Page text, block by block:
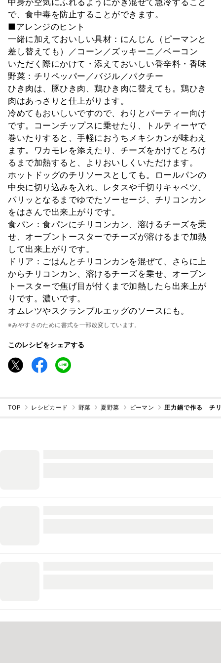
で、食中毒を防止することができます。
■アレンジのヒント
一緒に加えておいしい具材：にんじん（ピーマンと
差し替えても）／コーン／ズッキーニ／ベーコン
いただく際にかけて・添えておいしい香辛料・香味
野菜：チリペッパー／バジル／パクチー
ひき肉は、豚ひき肉、鶏ひき肉に替えても。鶏ひき
肉はあっさりと仕上がります。
冷めてもおいしいですので、わりとパーティー向け
です。コーンチップスに乗せたり、トルティーヤで
巻いたりすると、手軽におうちメキシカンが味わえ
ます。ワカモレを添えたり、チーズをかけてとろけ
るまで加熱すると、よりおいしくいただけます。
ホットドッグのチリソースとしても。ロールパンの
中央に切り込みを入れ、レタスや千切りキャベツ、
パリッとなるまでゆでたソーセージ、チリコンカン
をはさんで出来上がりです。
食パン：食パンにチリコンカン、溶けるチーズを乗
せ、オーブントースターでチーズが溶けるまで加熱
して出来上がりです。
ドリア：ごはんとチリコンカンを混ぜて、さらに上
からチリコンカン、溶けるチーズを乗せ、オーブン
トースターで焦げ目が付くまで加熱したら出来上が
りです。濃いです。
オムレツやスクランブルエッグのソースにも。
※みやすさのために書式を一部改変しています。
このレシピをシェアする
TOP レシピカード 野菜 夏野菜 ピーマン 圧力鍋で作る チ